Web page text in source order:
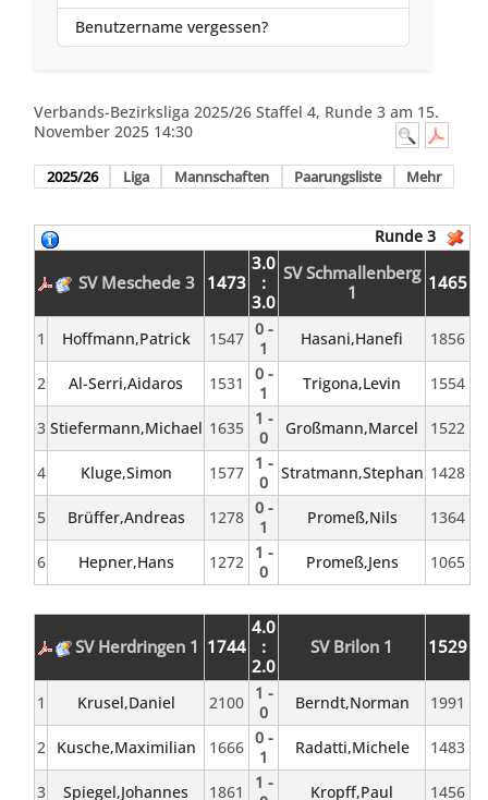
Benutzername vergessen?
Verbands-Bezirksliga 2025/26 Staffel 4, Runde 3 am 15.
November 2025 14:30
2025/26 Liga Mannschaften Paarungsliste Mehr
Runde 3
SV Meschede 3 1473
3.0
:
3.0
SV Schmallenberg
1
1465
1 Hoffmann,Patrick 1547 0 -
1
Hasani,Hanefi 1856
2 Al-Serri,Aidaros 1531
0 -
1
Trigona,Levin 1554
3 Stiefermann,Michael 1635 1 -
0
Großmann,Marcel 1522
4 Kluge,Simon 1577 1 -
0
Stratmann,Stephan 1428
5 Brüffer,Andreas 1278 0 -
1
Promeß,Nils 1364
6 Hepner,Hans 1272 1 -
0
Promeß,Jens 1065
SV Herdringen 1 1744
4.0
:
2.0
SV Brilon 1 1529
1 Krusel,Daniel 2100 1 -
0
Berndt,Norman 1991
2 Kusche,Maximilian 1666 0 -
1
Radatti,Michele 1483
3 Spiegel,Johannes 1861
1 -
Kropff,Paul 1456